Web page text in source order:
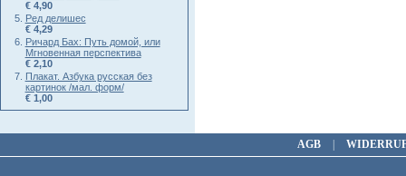
€ 4,90
Ред делишес
€ 4,29
Ричард Бах: Путь домой, или
Мгновенная перспектива
€ 2,10
Плакат. Азбука русская без
картинок /мал. форм/
€ 1,00
AGB